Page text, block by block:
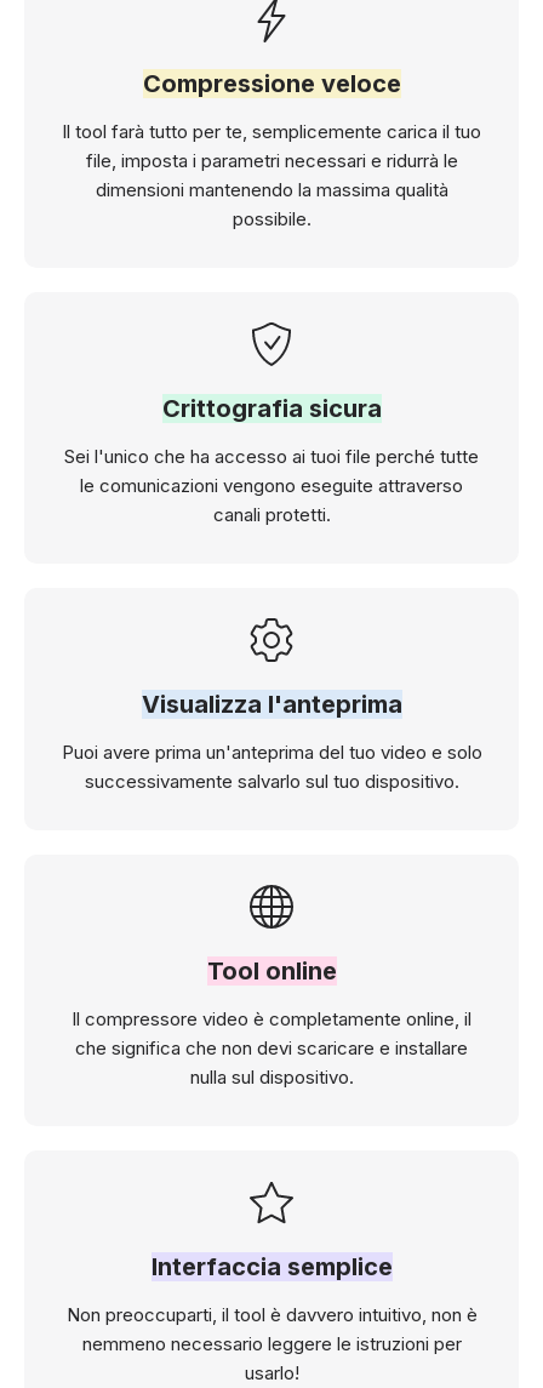
Compressione veloce
Il tool farà tutto per te, semplicemente carica il tuo
file, imposta i parametri necessari e ridurrà le
dimensioni mantenendo la massima qualità
possibile.
Crittografia sicura
Sei l'unico che ha accesso ai tuoi file perché tutte
le comunicazioni vengono eseguite attraverso
canali protetti.
Visualizza l'anteprima
Puoi avere prima un'anteprima del tuo video e solo
successivamente salvarlo sul tuo dispositivo.
Tool online
Il compressore video è completamente online, il
che significa che non devi scaricare e installare
nulla sul dispositivo.
Interfaccia semplice
Non preoccuparti, il tool è davvero intuitivo, non è
nemmeno necessario leggere le istruzioni per
usarlo!